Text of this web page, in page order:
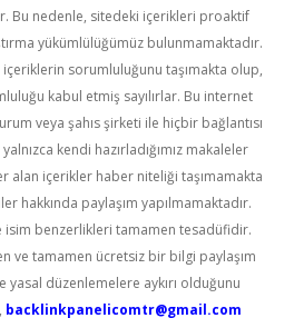
Bu nedenle, sitedeki içerikleri proaktif
yükümlülüğümüz bulunmamaktadır.
içeriklerin sorumluluğunu taşımakta olup,
kabul etmiş sayılırlar. Bu internet
veya şahıs şirketi ile hiçbir bağlantısı
kendi hazırladığımız makaleler
alan içerikler haber niteliği taşımamakta
hakkında paylaşım yapılmamaktadır.
isim benzerlikleri tamamen tesadüfidir.
ve tamamen ücretsiz bir bilgi paylaşım
düzenlemelere aykırı olduğunu
backlinkpanelicomtr@gmail.com